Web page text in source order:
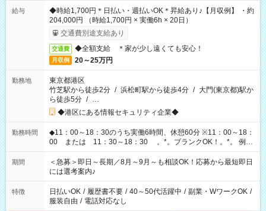
給与
◆時給1,700円＊日払い・週払いOK＊昇給あり♪【月収例】 ・約
204,000円 （時給1,700円 × 実働6h × 20日）
交通費別途支給あり
交通費 ◆全額支給 ＊家が少し遠くても安心！
月収例 20～25万円
勤務地
東京都港区
竹芝駅から徒歩2分 / 浜松町駅から徒歩4分 / 大門(東京都)駅か
ら徒歩5分 / …
◆港区にある情報セキュリティ企業◆
勤務時間
◆11：00～18：30のうち実働6時間、休憩60分 ※11：00～18：
00 または 11：30～18：30 。*。ブランクOK！。*。 例え
ば前職が、 在宅/財団法人/事務/コールセンター/受付/販売/カフェ
スタッフ スイーツ販売/ホテルフロント/化粧品販売/など 様々な
業界から入社して活躍されています♪
期間
＜急募＞即日～長期／8月～9月～も相談OK！応募から最短即日
には選考案内♪
特徴 日払いOK / 履歴書不要 / 40～50代活躍中 / 副業・WワークOK /
服装自由 / 電話対応なし